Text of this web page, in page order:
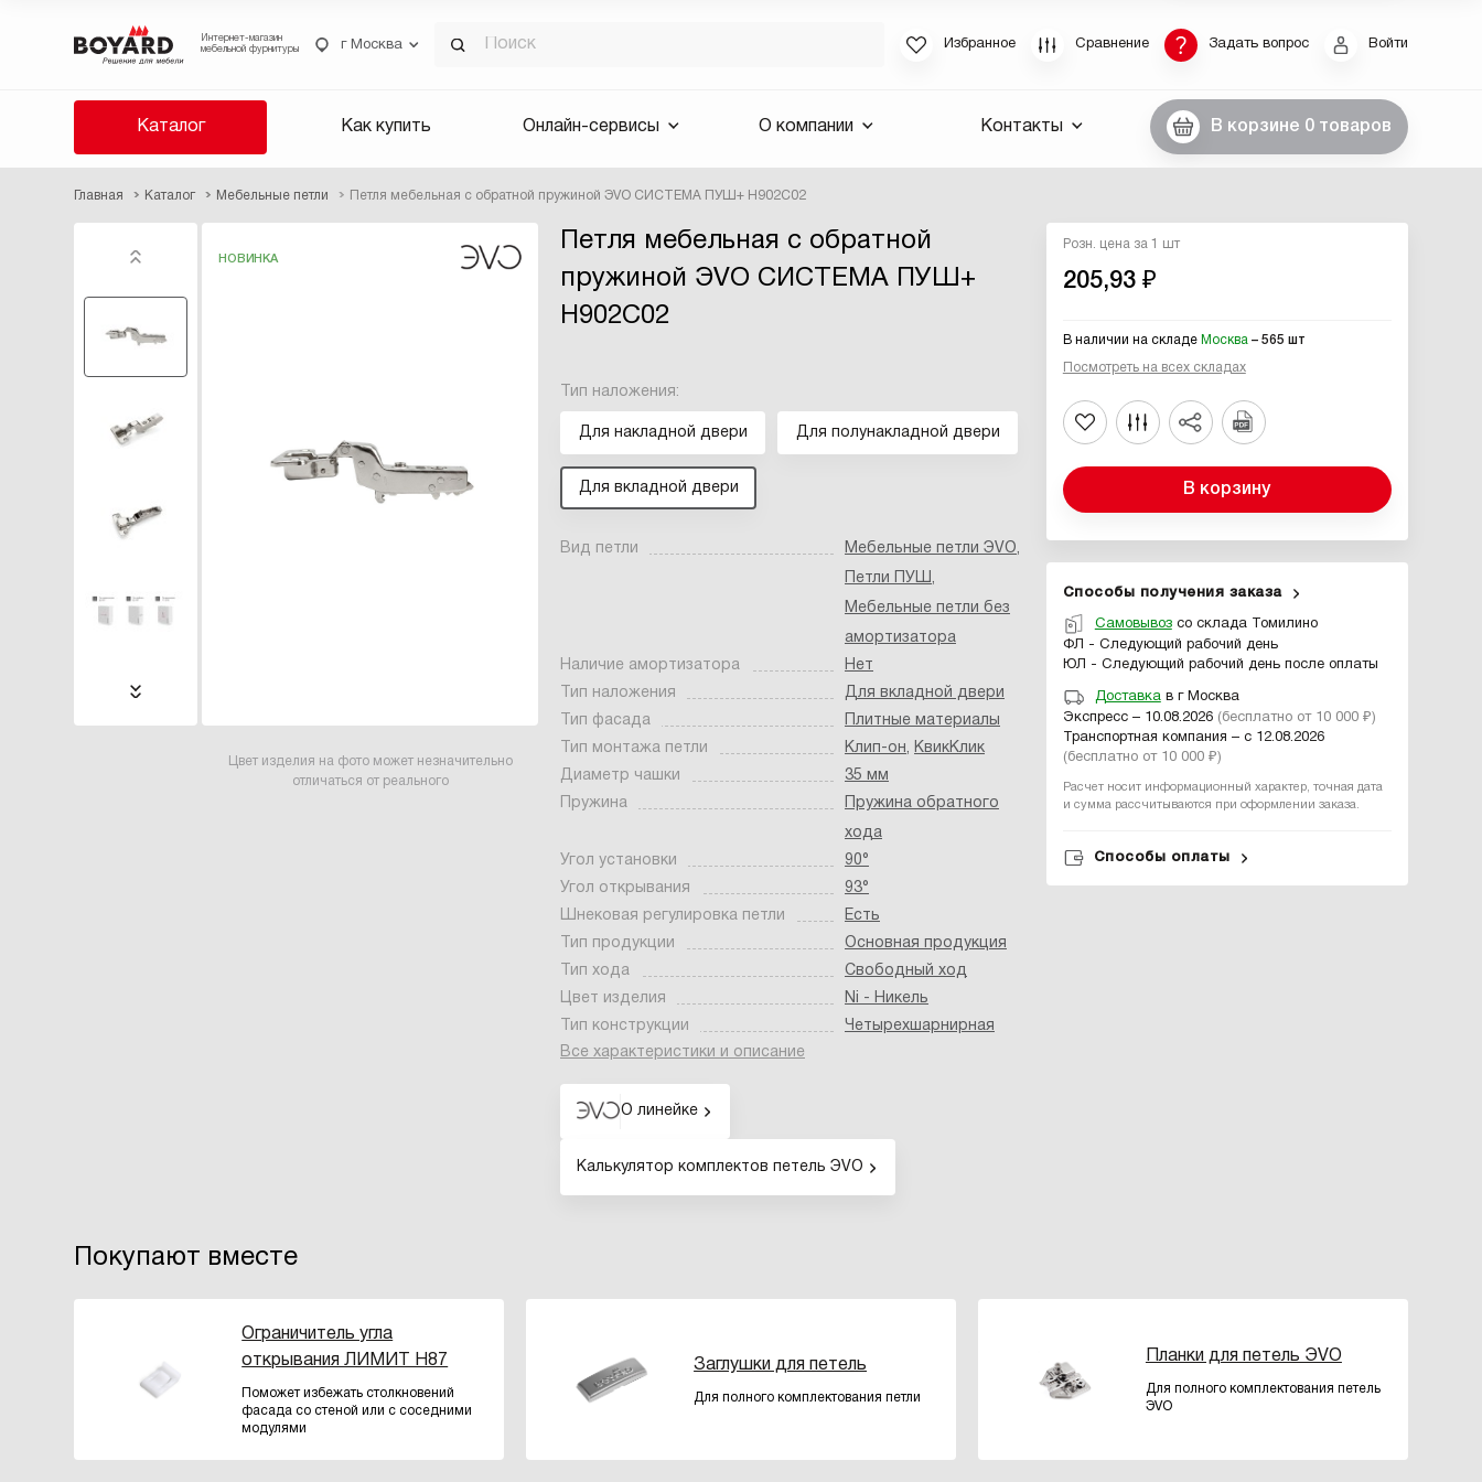
Интернет-магазин
мебельной фурнитуры
г Москва Избранное Сравнение Задать вопрос Войти
Каталог Как купить Онлайн-сервисы О компании Контакты В корзине 0 товаров
Главная Каталог Мебельные петли Петля мебельная с обратной пружиной ЭVO СИСТЕМА ПУШ+ H902C02
Петля мебельная с обратной
пружиной ЭVO СИСТЕМА ПУШ+
H902C02
НОВИНКА
Цвет изделия на фото может незначительно
отличаться от реального
Тип наложения:
Для накладной двери Для полунакладной двери
Для вкладной двери
Вид петли Мебельные петли ЭVO,
Петли ПУШ,
Мебельные петли без
амортизатора
Наличие амортизатора
Нет
Тип наложения
Для вкладной двери
Тип фасада
Плитные материалы
Тип монтажа петли
Клип-он, КвикКлик
Диаметр чашки
35 мм
Пружина
Пружина обратного
хода
Угол установки
90°
Угол открывания
93°
Шнековая регулировка петли
Есть
Тип продукции
Основная продукция
Тип хода
Свободный ход
Цвет изделия
Ni - Никель
Тип конструкции
Четырехшарнирная
Все характеристики и описание
О линейке
Калькулятор комплектов петель ЭVO
Розн. цена за 1 шт
205,93 ₽
В наличии на складе Москва – 565 шт
Посмотреть на всех складах
В корзину
Способы получения заказа
Самовывозсо склада Томилино
ФЛ - Следующий рабочий день
ЮЛ - Следующий рабочий день после оплаты
Доставкав г Москва
Экспресс – 10.08.2026 (бесплатно от 10 000 ₽)
Транспортная компания – с 12.08.2026
(бесплатно от 10 000 ₽)
Расчет носит информационный характер, точная дата
и сумма рассчитываются при оформлении заказа.
Способы оплаты
Покупают вместе
Ограничитель угла
открывания ЛИМИТ H87
Поможет избежать столкновений
фасада со стеной или с соседними
модулями
Заглушки для петель
Для полного комплектования петли
Планки для петель ЭVO
Для полного комплектования петель
ЭVO
Восстановление пароля
Если вы забыли пароль, введите E-Mail. Контрольная строка
для смены пароля, а также ваши регистрационные данные,
будут высланы вам по E-Mail.
Выслать ссылку для восстановления
E-mail
Выслать